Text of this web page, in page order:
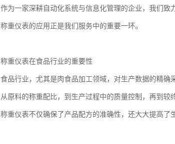
作为一家深耕自动化系统与信息化管理的企业，我们
称重仪表的应用正是我们服务中的重要一环。
称重仪表在食品行业的重要性
食品行业，尤其是肉食品加工领域，对生产数据的精确
从原料的称重配比，到生产过程中的质量控制，再到较
称重仪表不仅确保了产品配方的准确性，还大大提高了